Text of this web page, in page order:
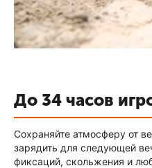
До 34 часов
Сохраняйте атмосферу от
зарядить для следующей
фиксаций, скольжения и